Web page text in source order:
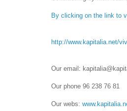
By clicking on the link to
http://www.kapitalia.net/
Our email:
Our phone 96 238 76 81
Our webs: